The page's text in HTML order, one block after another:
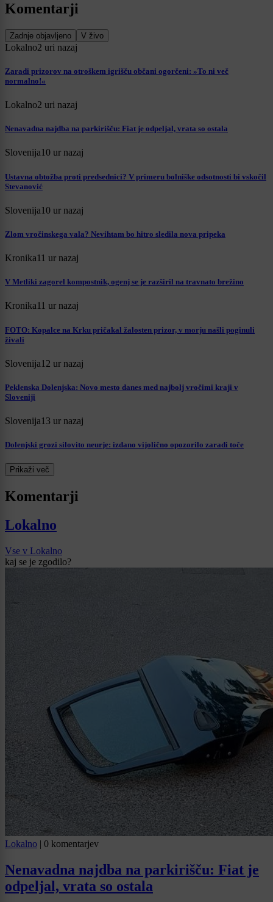
Komentarji
Zadnje objavljeno V živo
Lokalno2 uri nazaj
Zaradi prizorov na otroškem igrišču občani ogorčeni: »To ni več
normalno!«
Lokalno2 uri nazaj
Nenavadna najdba na parkirišču: Fiat je odpeljal, vrata so ostala
Slovenija10 ur nazaj
Ustavna obtožba proti predsednici? V primeru bolniške odsotnosti bi vskočil
Stevanović
Slovenija10 ur nazaj
Zlom vročinskega vala? Nevihtam bo hitro sledila nova pripeka
Kronika11 ur nazaj
V Metliki zagorel kompostnik, ogenj se je razširil na travnato brežino
Kronika11 ur nazaj
FOTO: Kopalce na Krku pričakal žalosten prizor, v morju našli poginuli
živali
Slovenija12 ur nazaj
Peklenska Dolenjska: Novo mesto danes med najbolj vročimi kraji v
Sloveniji
Slovenija13 ur nazaj
Dolenjski grozi silovito neurje: izdano vijolično opozorilo zaradi toče
Prikaži več
Komentarji
Lokalno
Vse v Lokalno
kaj se je zgodilo?
Lokalno | 0 komentarjev
Nenavadna najdba na parkirišču: Fiat je
odpeljal, vrata so ostala